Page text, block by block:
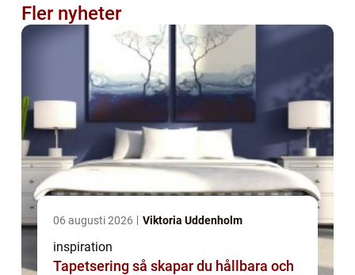
Fler nyheter
06 augusti 2026 Viktoria Uddenholm
inspiration
Tapetsering så skapar du hållbara och